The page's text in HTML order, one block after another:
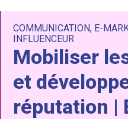
COMMUNICATION, E-
INFLUENCEUR
Mobiliser
et
réputation |